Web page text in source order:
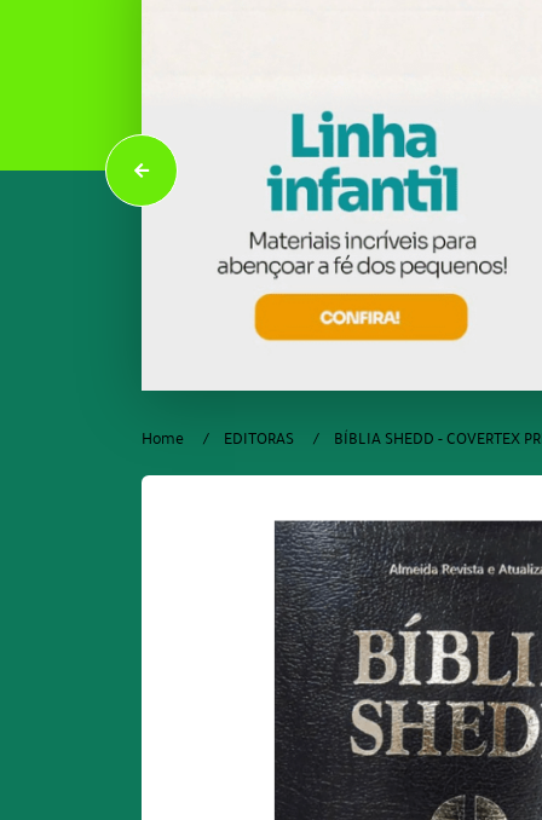
Home EDITORAS BÍBLIA SHEDD - COVERTEX